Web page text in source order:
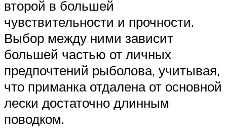
второй в большей
чувствительности и прочности.
Выбор между ними зависит
большей частью от личных
предпочтений рыболова, учитывая,
что приманка отдалена от основной
лески достаточно длинным
поводком.